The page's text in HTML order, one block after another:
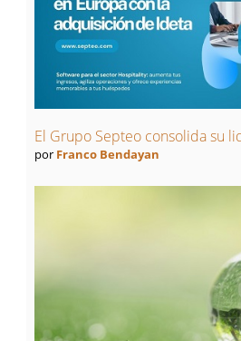
El Grupo Septeo consolida su
por Franco Bendayan